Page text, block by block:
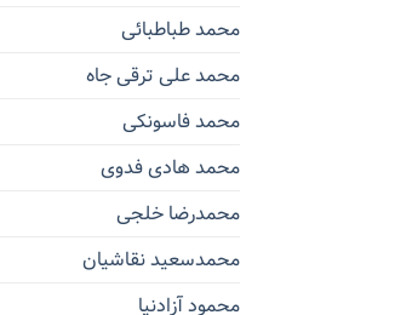
محمد طباطبائی
محمد علی ترقی جاه
محمد فاسونکی
محمد هادی فدوی
محمدرضا خلجی
محمدسعید نقاشیان
محمود آزادنیا